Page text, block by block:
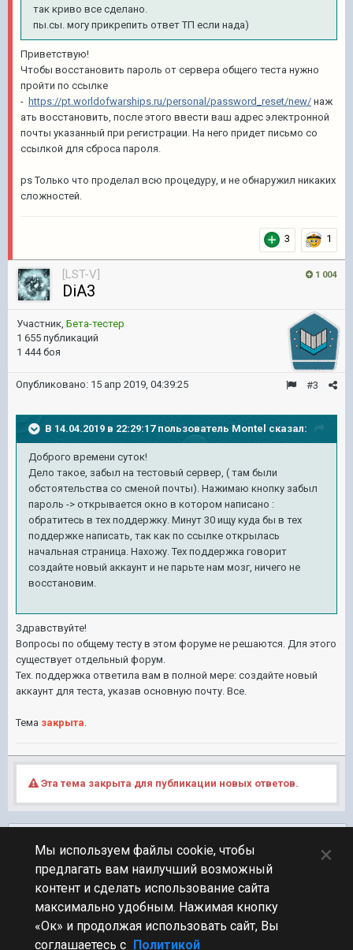
так криво все сделано.
пы.сы. могу прикрепить ответ ТП если нада)
Приветствую!
Чтобы восстановить пароль от сервера общего теста нужно
пройти по ссылке
- https://pt.worldofwarships.ru/personal/password_reset/new/ наж
ать восстановить, после этого ввести ваш адрес электронной
почты указанный при регистрации. На него придет письмо со
ссылкой для сброса пароля.
ps Только что проделал всю процедуру, и не обнаружил никаких
сложностей.
3 1
1 004
[LST-V]
DiA3
Участник, Бета-тестер
1 655 публикаций
1 444 боя
#3
Опубликовано: 15 апр 2019, 04:39:25
В 14.04.2019 в 22:29:17 пользователь Montel сказал:
Доброго времени суток!
Дело такое, забыл на тестовый сервер, ( там были
обстоятельства со сменой почты). Нажимаю кнопку забыл
пароль -> открывается окно в котором написано :
обратитесь в тех поддержку. Минут 30 ищу куда бы в тех
поддержке написать, так как по ссылке открылась
начальная страница. Нахожу. Тех поддержка говорит
создайте новый аккаунт и не парьте нам мозг, ничего не
восстановим.
Здравствуйте!
Вопросы по общему тесту в этом форуме не решаются. Для этого
существует отдельный форум.
Тех. поддержка ответила вам в полной мере: создайте новый
аккаунт для теста, указав основную почту. Все.
Тема закрыта.
Эта тема закрыта для публикации новых ответов.
ПЕРЕЙТИ К СПИСКУ ТЕМ
Технические вопросы
Мы используем файлы cookie, чтобы
предлагать вам наилучший возможный
контент и сделать использование сайта
максимально удобным. Нажимая кнопку
«Ок» и продолжая использовать сайт, Вы
соглашаетесь с Политикой
×